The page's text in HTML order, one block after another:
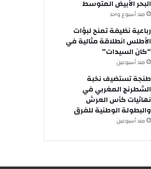
البحر الأبيض المتوسط
مند أسبوع واحد
رباعية نظيفة تمنح لبؤات
الأطلس انطلاقة مثالية في
“كان السيدات”
مند أسبوعين
طنجة تستضيف نخبة
الشطرنج المغربي في
نهائيات كأس العرش
والبطولة الوطنية للفرق
مند أسبوعين